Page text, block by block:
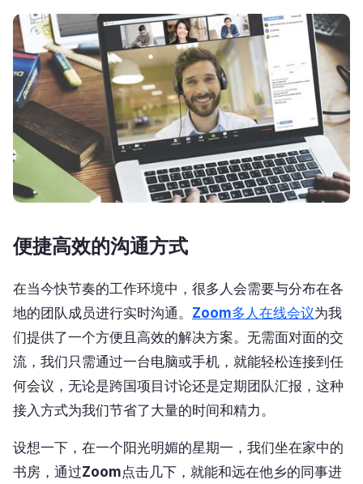
便捷高效的沟通方式
在当今快节奏的工作环境中，很多人会需要与分布在各
地的团队成员进行实时沟通。 Zoom多人在线会议为我
们提供了一个方便且高效的解决方案。无需面对面的交
流，我们只需通过一台电脑或手机，就能轻松连接到任
何会议，无论是跨国项目讨论还是定期团队汇报，这种
接入方式为我们节省了大量的时间和精力。
设想一下，在一个阳光明媚的星期一，我们坐在家中的
书房，通过Zoom点击几下，就能和远在他乡的同事进